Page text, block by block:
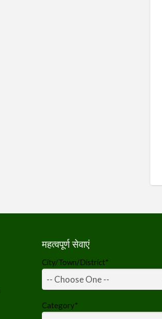
महत्वपूर्ण सेवाएं
City/Town/District*
Category*